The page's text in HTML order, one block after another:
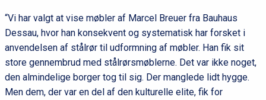
“Vi har valgt at vise møbler af Marcel Breuer fra Bauhaus
Dessau, hvor han konsekvent og systematisk har forsket i
anvendelsen af stålrør til udformning af møbler. Han fik sit
store gennembrud med stålrørsmøblerne. Det var ikke noget,
den almindelige borger tog til sig. Der manglede lidt hygge.
Men dem, der var en del af den kulturelle elite, fik for